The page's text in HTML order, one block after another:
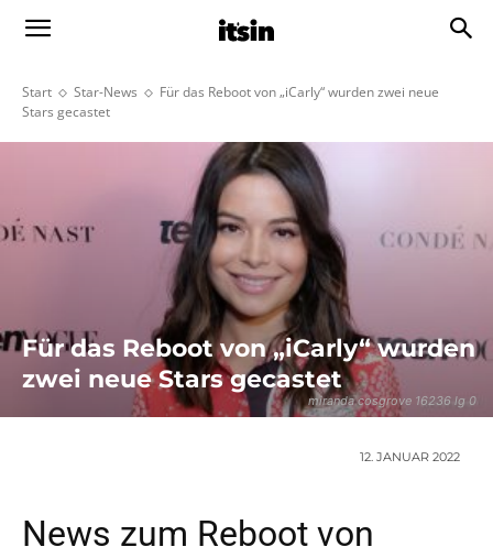
Start Star-News
Für das Reboot von „iCarly“ wurden zwei neue
Stars gecastet
miranda cosgrove 16236 lg 0
Für das Reboot von „iCarly“ wurden
zwei neue Stars gecastet
12. JANUAR 2022
News zum Reboot von